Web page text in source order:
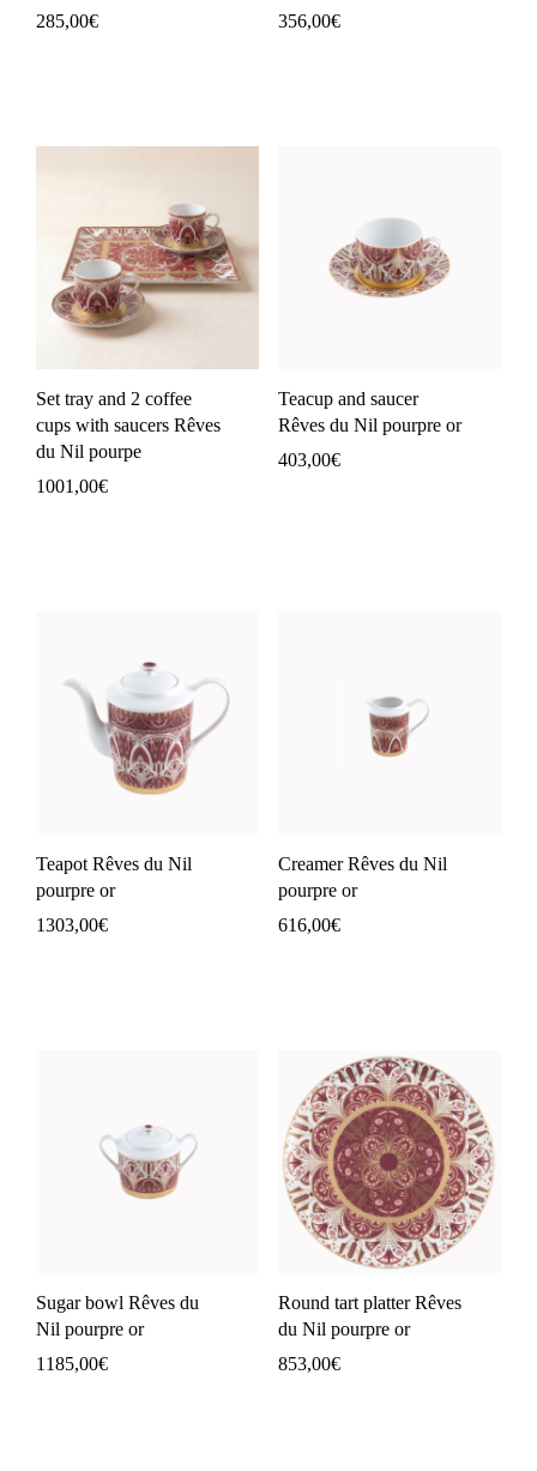
285,00€ 356,00€
Set tray and 2 coffee
cups with saucers Rêves
du Nil pourpe
1001,00€
Teacup and saucer
Rêves du Nil pourpre or
403,00€
Teapot Rêves du Nil
pourpre or
1303,00€
Creamer Rêves du Nil
pourpre or
616,00€
Sugar bowl Rêves du
Nil pourpre or
1185,00€
Round tart platter Rêves
du Nil pourpre or
853,00€